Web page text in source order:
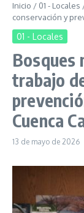
Inicio / 01 - Locales
conservación y
01 - Locales
Bosques
trabajo
Cuenca
13 de mayo de 2026